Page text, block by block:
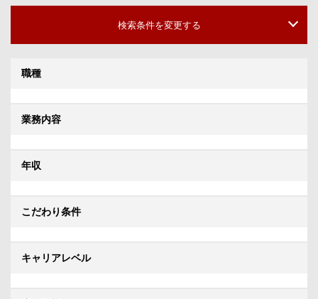
検索条件を変更する
職種
業務内容
年収
こだわり条件
キャリアレベル